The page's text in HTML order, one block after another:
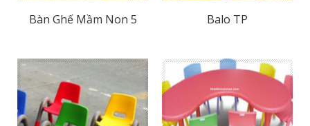
Bàn Ghế Mầm Non 5 Balo TP